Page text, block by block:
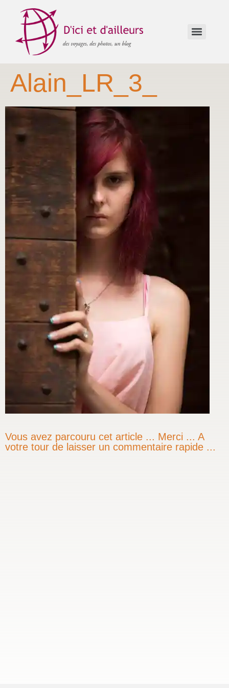
Alain_LR_3_
Vous avez parcouru cet article ... Merci ... A
votre tour de laisser un commentaire rapide ...